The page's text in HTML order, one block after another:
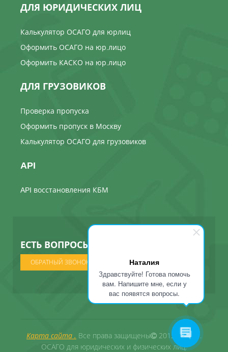
Наталия
Здравствуйте! Готова помочь
вам. Напишите мне, если у
вас появятся вопросы.
ДЛЯ ЮРИДИЧЕСКИХ ЛИЦ
Калькулятор ОСАГО для юрлиц
Оформить ОСАГО на юр.лицо
Оформить КАСКО на юр.лицо
ДЛЯ ГРУЗОВИКОВ
Проверка пропуска
Оформить пропуск в Москву
Калькулятор ОСАГО для грузовиков
API
API восстановления КБМ
ЕСТЬ ВОПРОСЫ ? МЫ ПОЗВОНИМ
ОБРАТНЫЙ ЗВОНОК
Карта сайта . Все права защищены
2012 - 2026 .
ОСАГО для юридических и физических лиц.